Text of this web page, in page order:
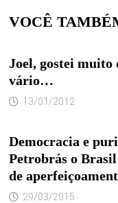
VOCÊ
Joel, gostei muito
vário…
13/01/2012
Democracia e
Petrobrás o
de
29/03/2015